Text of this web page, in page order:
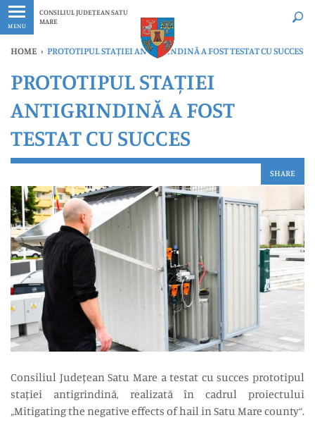
MENU
CONSILIUL JUDEȚEAN SATU
MARE
Ultimele
HOME › PROTOTIPUL STAȚIEI ANTIGRINDINĂ A FOST TESTAT CU SUCCES
PROTOTIPUL STAȚIEI
ANTIGRINDINĂ A FOST
TESTAT CU SUCCES
SHARE
Consiliul Județean Satu Mare a testat cu succes prototipul
stației antigrindină, realizată în cadrul proiectului
„Mitigating the negative effects of hail in Satu Mare county“.